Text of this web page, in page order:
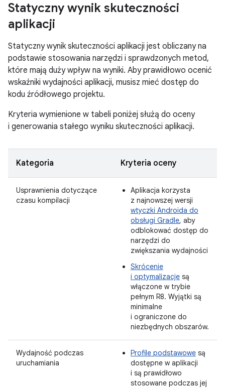
Statyczny wynik skuteczności
aplikacji
Statyczny wynik skuteczności aplikacji jest obliczany na
podstawie stosowania narzędzi i sprawdzonych metod,
które mają duży wpływ na wyniki. Aby prawidłowo ocenić
wskaźniki wydajności aplikacji, musisz mieć dostęp do
kodu źródłowego projektu.
Kryteria wymienione w tabeli poniżej służą do oceny
i generowania stałego wyniku skuteczności aplikacji.
Kategoria Kryteria oceny
Usprawnienia dotyczące
czasu kompilacji
Aplikacja korzysta
z najnowszej wersji
wtyczki Androida do
obsługi Gradle, aby
odblokować dostęp do
narzędzi do
zwiększania wydajności
Skrócenie
i optymalizacje są
włączone w trybie
pełnym R8. Wyjątki są
minimalne
i ograniczone do
niezbędnych obszarów.
Wydajność podczas
uruchamiania
Profile podstawowe są
dostępne w aplikacji
i są prawidłowo
stosowane podczas jej